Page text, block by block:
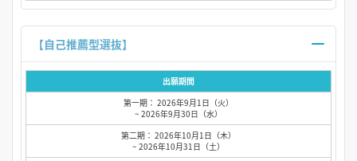
出願期間
第一期： 2026年9月1日（火）
~ 2026年9月30日（水）
第二期： 2026年10月1日（木）
~ 2026年10月31日（土）